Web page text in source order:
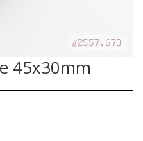
45x30mm